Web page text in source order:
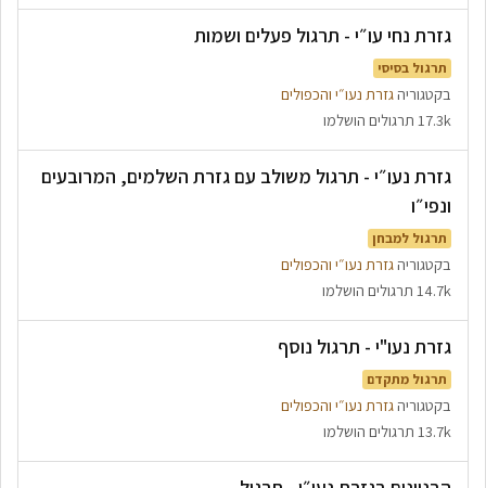
גזרת נחי עו״י - תרגול פעלים ושמות
תרגול בסיסי
בקטגוריהגזרת נעו״י והכפולים
17.3k תרגולים הושלמו
גזרת נעו״י - תרגול משולב עם גזרת השלמים, המרובעים
ונפי״ו
תרגול למבחן
בקטגוריהגזרת נעו״י והכפולים
14.7k תרגולים הושלמו
גזרת נעו"י - תרגול נוסף
תרגול מתקדם
בקטגוריהגזרת נעו״י והכפולים
13.7k תרגולים הושלמו